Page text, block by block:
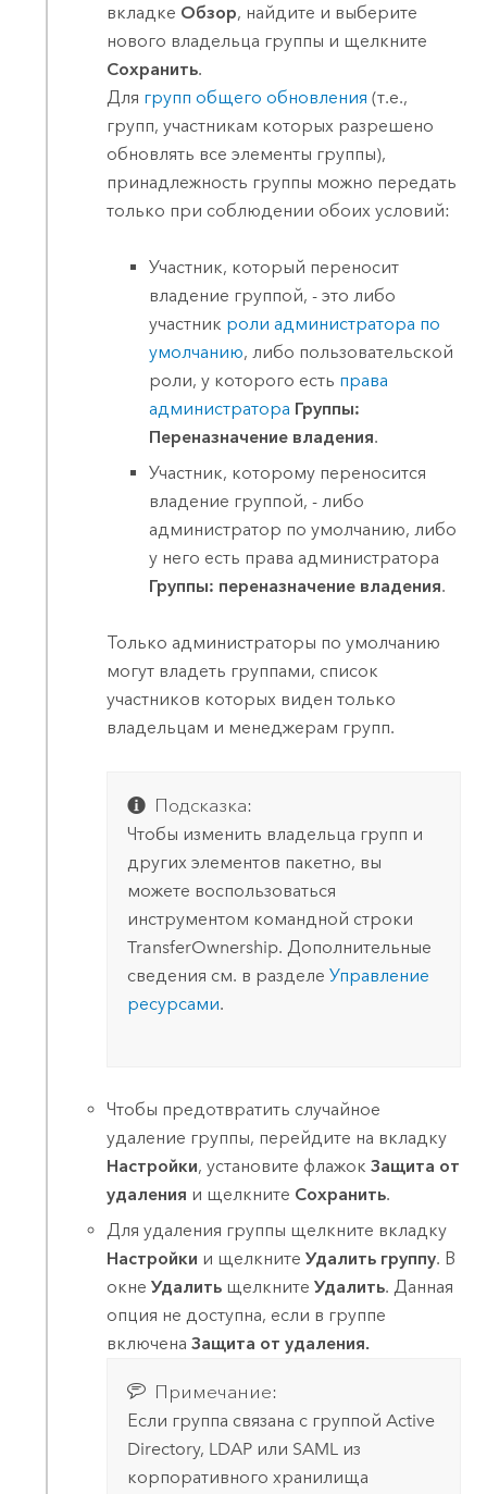
вкладке Обзор, найдите и выберите
нового владельца группы и щелкните
Сохранить.
Для групп общего обновления (т.е.,
групп, участникам которых разрешено
обновлять все элементы группы),
принадлежность группы можно передать
только при соблюдении обоих условий:
Участник, который переносит
владение группой, - это либо
участник роли администратора по
умолчанию, либо пользовательской
роли, у которого есть права
администратора Группы:
Переназначение владения.
Участник, которому переносится
владение группой, - либо
администратор по умолчанию, либо
у него есть права администратора
Группы: переназначение владения.
Только администраторы по умолчанию
могут владеть группами, список
участников которых виден только
владельцам и менеджерам групп.
Подсказка:
Чтобы изменить владельца групп и
других элементов пакетно, вы
можете воспользоваться
инструментом командной строки
TransferOwnership. Дополнительные
сведения см. в разделе Управление
ресурсами.
Чтобы предотвратить случайное
удаление группы, перейдите на вкладку
Настройки, установите флажокЗащита от
удаления и щелкните Сохранить.
Для удаления группы щелкните вкладку
Настройки и щелкнитеУдалить группу. В
окнеУдалить щелкнитеУдалить. Данная
опция не доступна, если в группе
включенаЗащита от удаления.
Примечание:
Если группа связана с группой Active
Directory, LDAP или SAMLиз
корпоративного хранилища